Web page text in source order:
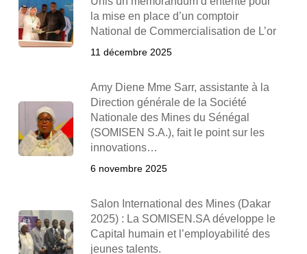
la mise en place d’un comptoir
National de Commercialisation de L’or
11 décembre 2025
Amy Diene Mme Sarr, assistante à la
Direction générale de la Société
Nationale des Mines du Sénégal
(SOMISEN S.A.), fait le point sur les
innovations…
6 novembre 2025
Salon International des Mines (Dakar
2025) : La SOMISEN.SA développe le
Capital humain et l’employabilité des
jeunes talents.